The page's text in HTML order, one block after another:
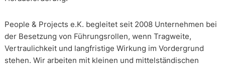
People & Projects e.K. begleitet seit 2008 Unternehmen bei
der Besetzung von Führungsrollen, wenn Tragweite,
Vertraulichkeit und langfristige Wirkung im Vordergrund
stehen. Wir arbeiten mit kleinen und mittelständischen